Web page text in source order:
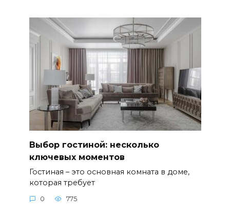
Выбор гостиной: несколько
ключевых моментов
Гостиная – это основная комната в доме,
которая требует
0 775